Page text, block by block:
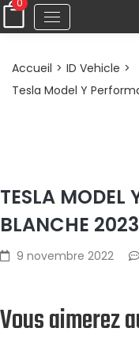
0
Accueil > ID Vehicle >
Tesla Model Y
TESLA MODEL
BLANCHE 2023
9 novembre 2022
Vous aimerez